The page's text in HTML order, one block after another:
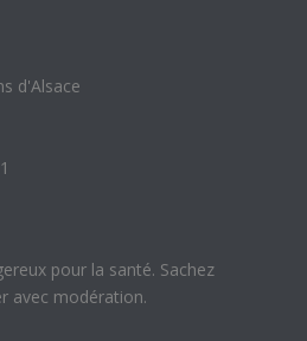
d'Alsace
pour la santé. Sachez
avec modération.